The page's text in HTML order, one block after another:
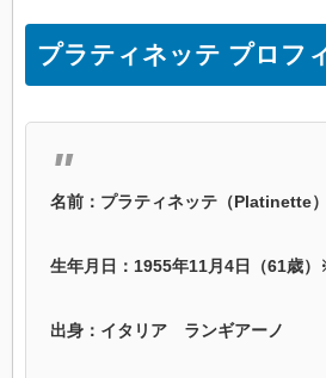
プラティネッテ プロフ
名前：プラティネッテ（Platinette）
生年月日：1955年11月4日（61歳
出身：イタリア ランギアーノ